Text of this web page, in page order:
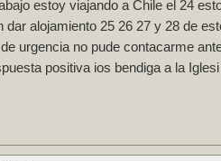
estoy viajando a Chile el 24
dar alojamiento 25 26 27 y 28 de
urgencia no pude contacarme
positiva ios bendiga a la